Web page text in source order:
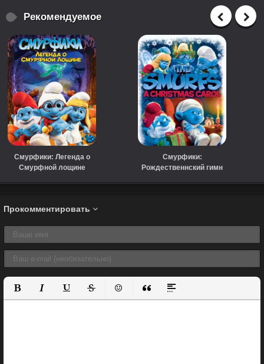
Рекомендуемое
Смурфики: Легенда о
Смурфной лощине
Смурфики:
Рождественнский гимн
Прокомментировать
Полужирный
КурсивПодчеркнутый
ЗачеркнутыйВставить смайлик
Вставка цитаты
Вставка спойлера